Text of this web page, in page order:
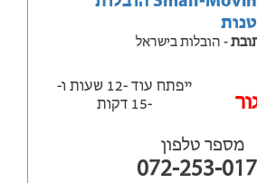
- הובלות בישראל
ייפתח עוד -12 שעות ‫ו-
-15 דקות
מספר טלפון
072-253-